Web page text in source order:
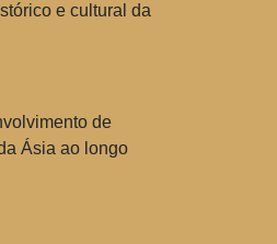
e cultural da
de
Ásia ao longo